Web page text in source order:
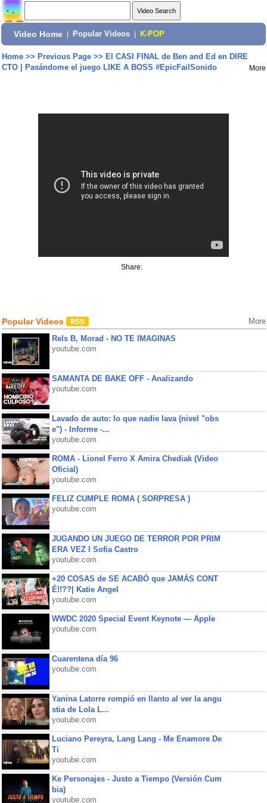
Video Home Popular Videos K-POP
Home>> Previous Page>> El CASI FINAL de Ben and Ed en DIRE
CTO | Pasándome el juego LIKE A BOSS #EpicFailSonido
More
Share:
Popular Videos More
Rels B, Morad - NO TE IMAGINAS
youtube.com
SAMANTA DE BAKE OFF - Analizando
youtube.com
Lavado de auto: lo que nadie lava (nivel "obs
e") - Informe -...
youtube.com
ROMA - Lionel Ferro X Amira Chediak (Video
Oficial)
youtube.com
FELIZ CUMPLE ROMA ( SORPRESA )
youtube.com
JUGANDO UN JUEGO DE TERROR POR PRIM
ERA VEZ l Sofia Castro
youtube.com
+20 COSAS de SE ACABÓ que JAMÁS CONT
É!!??| Katie Angel
youtube.com
WWDC 2020 Special Event Keynote — Apple
youtube.com
Cuarentena día 96
youtube.com
Yanina Latorre rompió en llanto al ver la angu
stia de Lola L...
youtube.com
Luciano Pereyra, Lang Lang - Me Enamore De
Ti
youtube.com
Ke Personajes - Justo a Tiempo (Versión Cum
bia)
youtube.com